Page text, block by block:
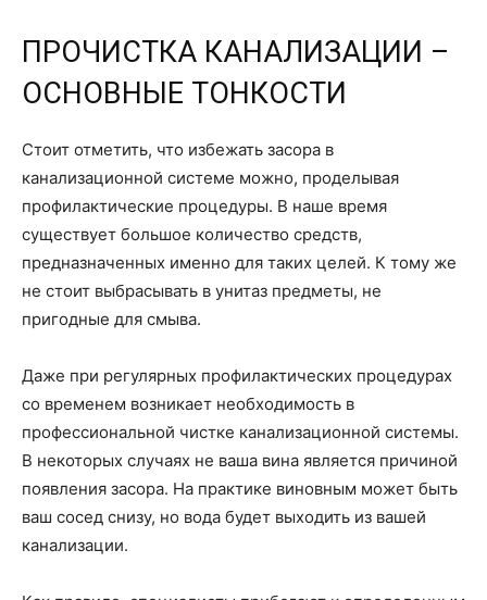
ПРОЧИСТКА КАНАЛИЗАЦИИ –
ОСНОВНЫЕ ТОНКОСТИ
Стоит отметить, что избежать засора в
канализационной системе можно, проделывая
профилактические процедуры. В наше время
существует большое количество средств,
предназначенных именно для таких целей. К тому же
не стоит выбрасывать в унитаз предметы, не
пригодные для смыва.
Даже при регулярных профилактических процедурах
со временем возникает необходимость в
профессиональной чистке канализационной системы.
В некоторых случаях не ваша вина является причиной
появления засора. На практике виновным может быть
ваш сосед снизу, но вода будет выходить из вашей
канализации.